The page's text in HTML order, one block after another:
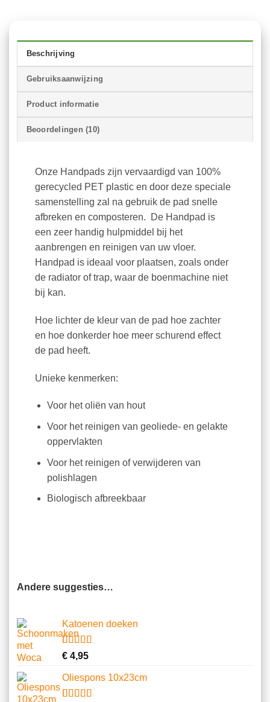
Beschrijving
Gebruiksaanwijzing
Product informatie
Beoordelingen (10)
Onze Handpads zijn vervaardigd van 100%
gerecycled PET plastic en door deze speciale
samenstelling zal na gebruik de pad snelle
afbreken en composteren. De Handpad is
een zeer handig hulpmiddel bij het
aanbrengen en reinigen van uw vloer.
Handpad is ideaal voor plaatsen, zoals onder
de radiator of trap, waar de boenmachine niet
bij kan.
Hoe lichter de kleur van de pad hoe zachter
en hoe donkerder hoe meer schurend effect
de pad heeft.
Unieke kenmerken:
Voor het oliën van hout
Voor het reinigen van geoliede- en gelakte
oppervlakten
Voor het reinigen of verwijderen van
polishlagen
Biologisch afbreekbaar
Andere suggesties…
Katoenen doeken
Gewaardeerd
4.62
gebaseerd
op
13
klantbeoordelingen
€4,95
Oliespons 10x23cm